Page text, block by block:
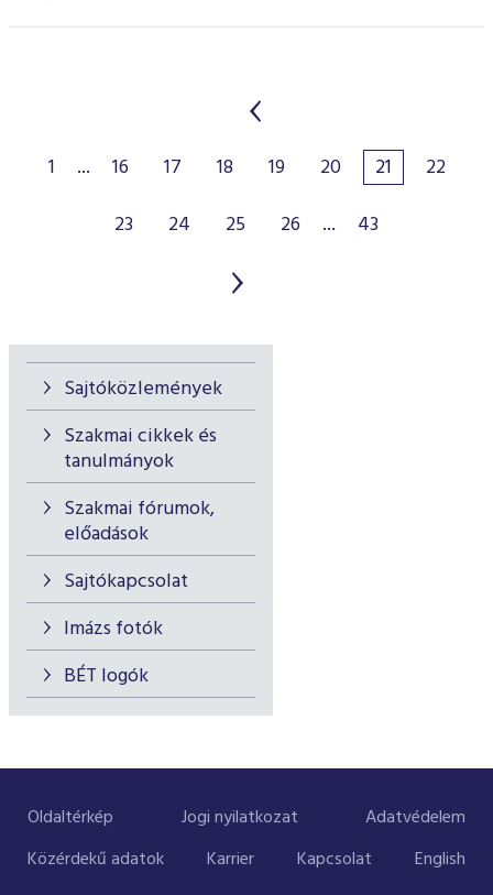
Sajtóközlemények
Szakmai cikkek és
tanulmányok
Szakmai fórumok,
előadások
Sajtókapcsolat
Imázs fotók
BÉT logók
1 ... 16 17 18 19 20 21
22
23
24 25 26 ... 43
Oldaltérkép Jogi nyilatkozat
Adatvédelem
Közérdekű adatok
Karrier Kapcsolat English